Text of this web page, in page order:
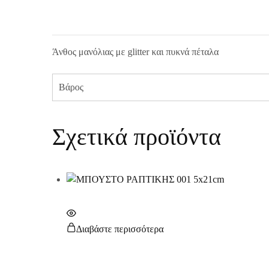
Άνθος μανόλιας με glitter και πυκνά πέταλα
Βάρος
Σχετικά προϊόντα
Διαβάστε περισσότερα